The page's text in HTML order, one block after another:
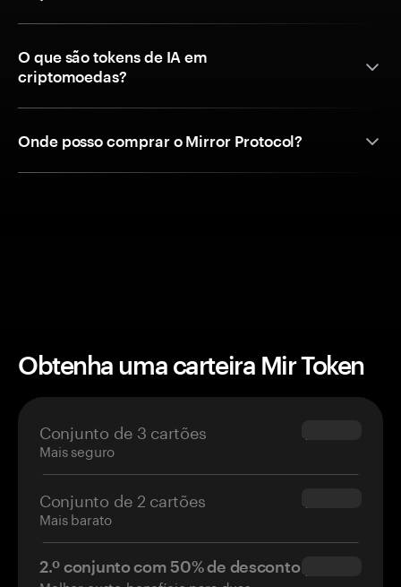
O que são tokens de IA em
criptomoedas?
Onde posso comprar o Mirror Protocol?
Obtenha uma carteira Mir Token
Conjunto de 3 cartões
Mais seguro
$69.90
Conjunto de 2 cartões
Mais barato
$54.90
2.º conjunto com 50% de desconto$34.95